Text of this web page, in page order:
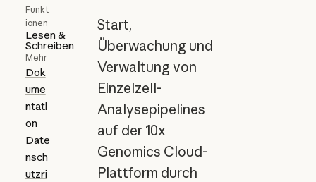
Funkt
ionen
Lesen &
Schreiben
Mehr
Dok
ume
ntati
on
Date
nsch
utzri
Start,
Überwachung und
Verwaltung von
Einzelzell-
Analysepipelines
auf der 10x
Genomics Cloud-
Plattform durch